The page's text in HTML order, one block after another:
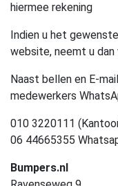
hiermee rekening
Indien u het
website, neemt u
Naast bellen en E-
medewerkers
010 3220111
06 44665355
Bumpers.nl